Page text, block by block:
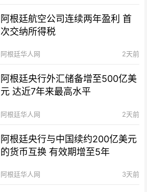
阿根廷航空公司连续两年盈利 首
次交纳所得税
阿根廷华人网 2天前
阿根廷央行外汇储备增至500亿美
元 达近7年来最高水平
阿根廷华人网 2天前
阿根廷央行与中国续约200亿美元
的货币互换 有效期增至5年
阿根廷华人网 3天前